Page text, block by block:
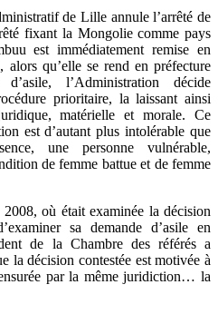
de Lille annule l’arrêté de
fixant la Mongolie comme pays
est immédiatement remise en
qu’elle se rend en préfecture
l’Administration décide
prioritaire, la laissant ainsi
matérielle et morale. Ce
est d’autant plus intolérable que
une personne vulnérable,
de femme battue et de femme
où était examinée la décision
sa demande d’asile en
de la Chambre des référés a
la décision contestée est motivée à
par la même juridiction… la